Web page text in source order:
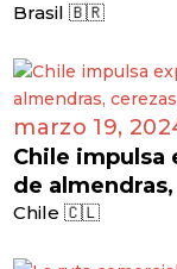
Brasil 🇧🇷
marzo 19,
Chile impulsa
de
Chile 🇨🇱